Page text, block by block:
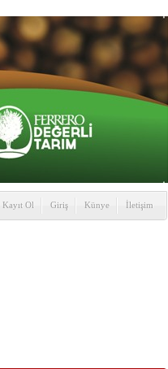
Kayıt Ol Giriş Künye İletişim